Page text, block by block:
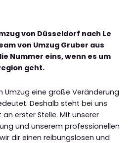
von Düsseldorf nach Le
von Umzug Gruber aus
Nummer eins, wenn es um
geht.
Umzug eine große Veränderung
Deshalb steht bei uns
erster Stelle. Mit unserer
und unserem professionellen
dir einen reibungslosen und